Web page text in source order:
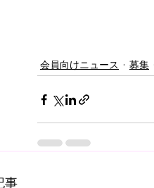
会員向けニュース 募集
事